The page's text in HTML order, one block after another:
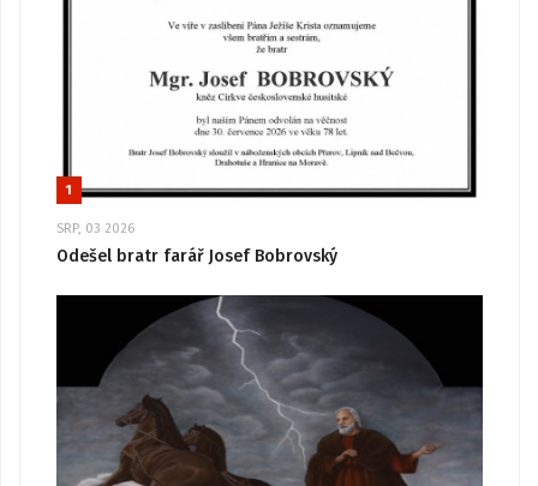
1
SRP, 03 2026
Odešel bratr farář Josef Bobrovský